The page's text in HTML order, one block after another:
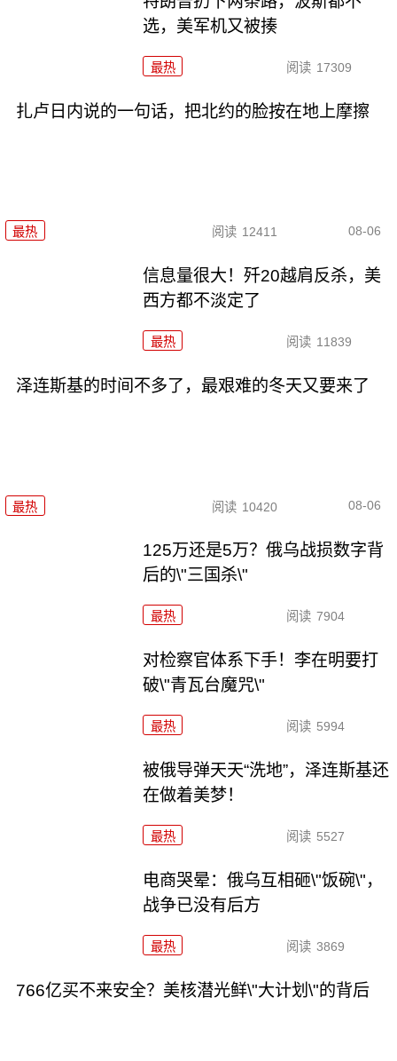
选，美军机又被揍
最热 阅读 17309
扎卢日内说的一句话，把北约的脸按在地上摩擦
最热 阅读 12411 08-06
信息量很大！歼20越肩反杀，美
西方都不淡定了
最热 阅读 11839
泽连斯基的时间不多了，最艰难的冬天又要来了
最热 阅读 10420 08-06
125万还是5万？俄乌战损数字背
后的\"三国杀\"
最热 阅读 7904
对检察官体系下手！李在明要打
破\"青瓦台魔咒\"
最热 阅读 5994
被俄导弹天天“洗地”，泽连斯基还
在做着美梦！
最热 阅读 5527
电商哭晕：俄乌互相砸\"饭碗\"，
战争已没有后方
最热 阅读 3869
766亿买不来安全？美核潜光鲜\"大计划\"的背后